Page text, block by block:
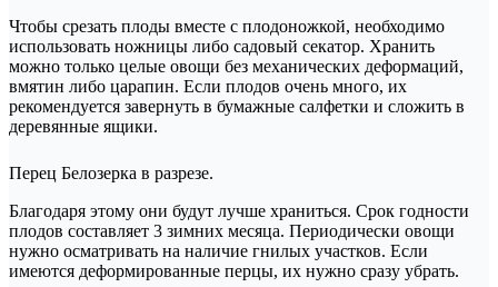
Чтобы срезать плоды вместе с плодоножкой, необходимо
использовать ножницы либо садовый секатор. Хранить
можно только целые овощи без механических деформаций,
вмятин либо царапин. Если плодов очень много, их
рекомендуется завернуть в бумажные салфетки и сложить в
деревянные ящики.
Перец Белозерка в разрезе.
Благодаря этому они будут лучше храниться. Срок годности
плодов составляет 3 зимних месяца. Периодически овощи
нужно осматривать на наличие гнилых участков. Если
имеются деформированные перцы, их нужно сразу убрать.